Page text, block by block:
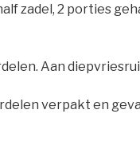
zadel, 2 porties
Aan
verpakt en